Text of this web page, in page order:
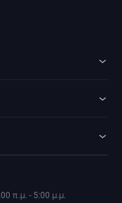
π.μ. - 5:00 μ.μ.